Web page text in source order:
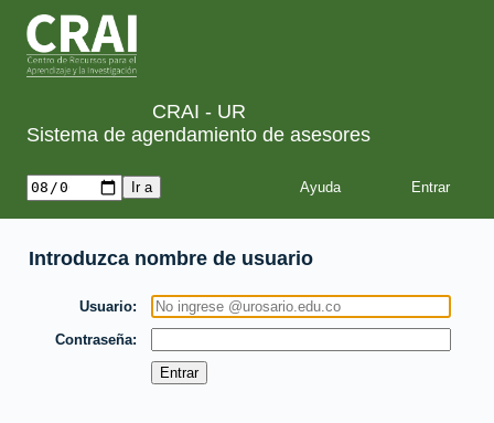
CRAI - UR
Sistema de agendamiento de asesores
Ayuda
Introduzca nombre de usuario
Usuario
Contraseña